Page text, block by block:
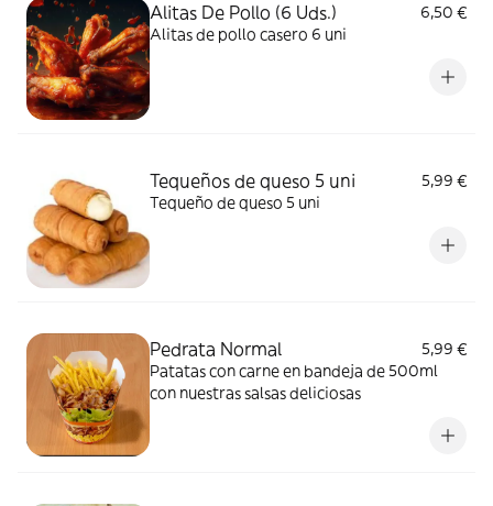
Alitas De Pollo (6 Uds.)
6,50 €
Alitas de pollo casero 6 uni
Tequeños de queso 5 uni
5,99 €
Tequeño de queso 5 uni
Pedrata Normal
5,99 €
Patatas con carne en bandeja de 500ml
con nuestras salsas deliciosas